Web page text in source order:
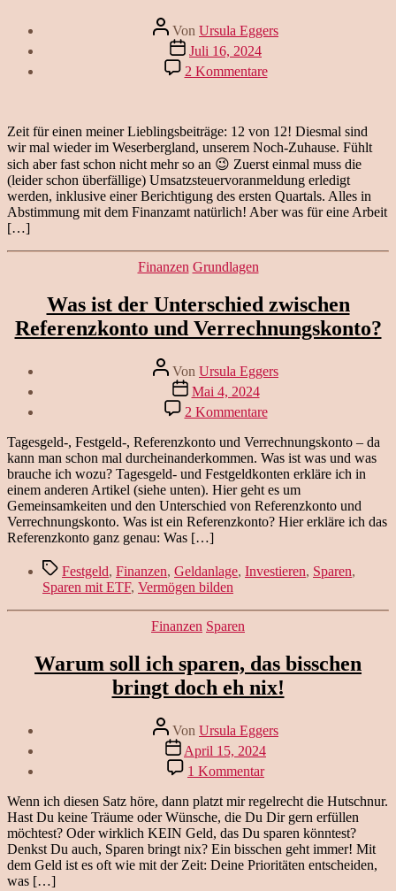
Beitragsautor
Von Ursula Eggers
Veröffentlichungsdatum
Juli 16, 2024
2 Kommentarezu
12
Zuhause
–
wo
ist
das?
Zeit für einen meiner Lieblingsbeiträge: 12 von 12! Diesmal sind
wir mal wieder im Weserbergland, unserem Noch-Zuhause. Fühlt
sich aber fast schon nicht mehr so an 😉 Zuerst einmal muss die
(leider schon überfällige) Umsatzsteuervoranmeldung erledigt
werden, inklusive einer Berichtigung des ersten Quartals. Alles in
Abstimmung mit dem Finanzamt natürlich! Aber was für eine Arbeit
[…]
Kategorien
Finanzen Grundlagen
Was ist der Unterschied zwischen
Referenzkonto und Verrechnungskonto?
Beitragsautor
Von Ursula Eggers
Veröffentlichungsdatum
Mai 4, 2024
2 Kommentarezu
Was
ist
der
Unterschied
zwischen
Referenzkonto
und
Tagesgeld-, Festgeld-, Referenzkonto und Verrechnungskonto – da
kann man schon mal durcheinanderkommen. Was ist was und was
brauche ich wozu? Tagesgeld- und Festgeldkonten erkläre ich in
einem anderen Artikel (siehe unten). Hier geht es um
Gemeinsamkeiten und den Unterschied von Referenzkonto und
Verrechnungskonto. Was ist ein Referenzkonto? Hier erkläre ich das
Referenzkonto ganz genau: Was […]
Schlagwörter
Festgeld, Finanzen, Geldanlage, Investieren, Sparen,
Sparen mit ETF, Vermögen bilden
Kategorien
Finanzen Sparen
Warum soll ich sparen, das bisschen
bringt doch eh nix!
Beitragsautor
Von Ursula Eggers
Veröffentlichungsdatum
April 15, 2024
1 Kommentarzu
Warum
soll
ich
sparen,
das
bisschen
Wenn ich diesen Satz höre, dann platzt mir regelrecht die Hutschnur.
Hast Du keine Träume oder Wünsche, die Du Dir gern erfüllen
möchtest? Oder wirklich KEIN Geld, das Du sparen könntest?
Denkst Du auch, Sparen bringt nix? Ein bisschen geht immer! Mit
dem Geld ist es oft wie mit der Zeit: Deine Prioritäten entscheiden,
was […]